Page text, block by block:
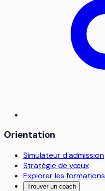
Orientation
Simulateur d’admission
Stratégie de vœux
Explorer les formations
Trouver un coach